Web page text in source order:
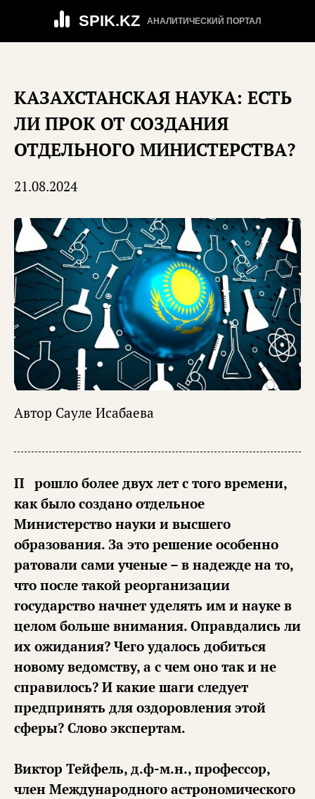
SPIK.KZ АНАЛИТИЧЕСКИЙ ПОРТАЛ
КАЗАХСТАНСКАЯ НАУКА: ЕСТЬ
ЛИ ПРОК ОТ СОЗДАНИЯ
ОТДЕЛЬНОГО МИНИСТЕРСТВА?
21.08.2024
Автор Сауле Исабаева
Прошло более двух лет с того времени,
как было создано отдельное
Министерство науки и высшего
образования. За это решение особенно
ратовали сами ученые – в надежде на то,
что после такой реорганизации
государство начнет уделять им и науке в
целом больше внимания. Оправдались ли
их ожидания? Чего удалось добиться
новому ведомству, а с чем оно так и не
справилось? И какие шаги следует
предпринять для оздоровления этой
сферы? Слово экспертам.
Виктор Тейфель, д.ф-м.н., профессор,
член Международного астрономического